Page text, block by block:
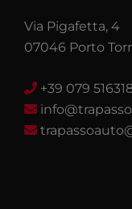
Via Pigafetta, 4
07046 Porto
+39 079